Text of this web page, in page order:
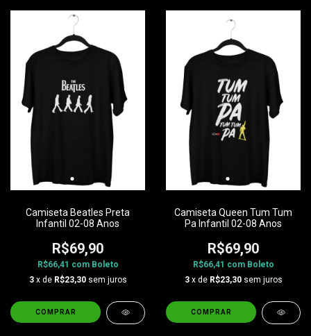
Camiseta Beatles Preta
Infantil 02-08 Anos
R$69,90
R$66,41 com Boleto
3 x de R$23,30 sem juros
COMPRAR
Camiseta Queen Tum Tum
Pa Infantil 02-08 Anos
R$69,90
R$66,41 com Boleto
3 x de R$23,30 sem juros
COMPRAR